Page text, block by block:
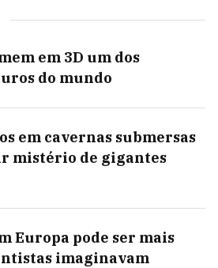
em 3D um dos
do mundo
em cavernas submersas
mistério de gigantes
Europa pode ser mais
imaginavam